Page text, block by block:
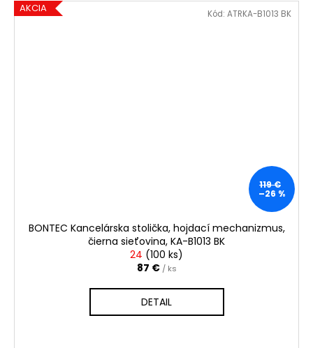
AKCIA
119 €
–26 %
BONTEC Kancelárska stolička, hojdací mechanizmus,
čierna sieťovina, KA-B1013 BK
24 (100 ks)
87 € / ks
DETAIL
Kód: ATRKA-B1013 BK